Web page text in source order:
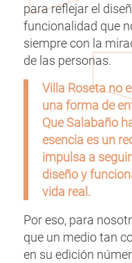
para reflejar el
funcionalidad que
siempre con la
de las personas.
Villa Roseta no
una forma de
Que Salabaño
esencia es un
impulsa a
diseño y
vida real.
Por eso, para
que un medio tan
en su edición